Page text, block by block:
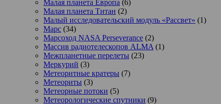
Малая планета Европа (6)
Малая планета Титан (2)
Малый исследовательский модуль «Рассвет» (1)
Марс (34)
Марсоход NASA Perseverance (2)
Массив радиотелескопов ALMA (1)
Межпланетные перелеты (23)
Меркурий (3)
Метеоритные кратеры (7)
Метеориты (3)
Метеорные потоки (5)
Метеорологические спутники (9)